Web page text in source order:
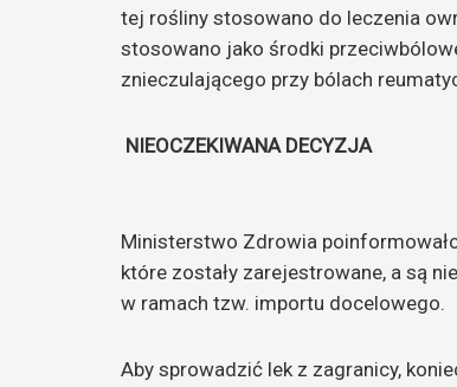
tej rośliny stosowano do leczenia
stosowano jako środki
znieczulającego przy bólach
NIEOCZEKIWANA DECYZJA
Ministerstwo Zdrowia
które zostały zarejestrowane, a są
w ramach tzw. importu docelowego.
Aby sprowadzić lek z zagranicy,